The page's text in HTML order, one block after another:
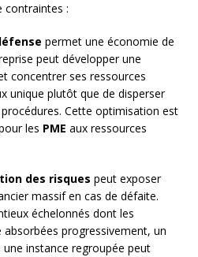
contraintes :
permet une économie de
peut développer une
concentrer ses ressources
unique plutôt que de disperser
Cette optimisation est
les PME aux ressources
des risques peut exposer
massif en cas de défaite.
échelonnés dont les
progressivement, un
instance regroupée peut